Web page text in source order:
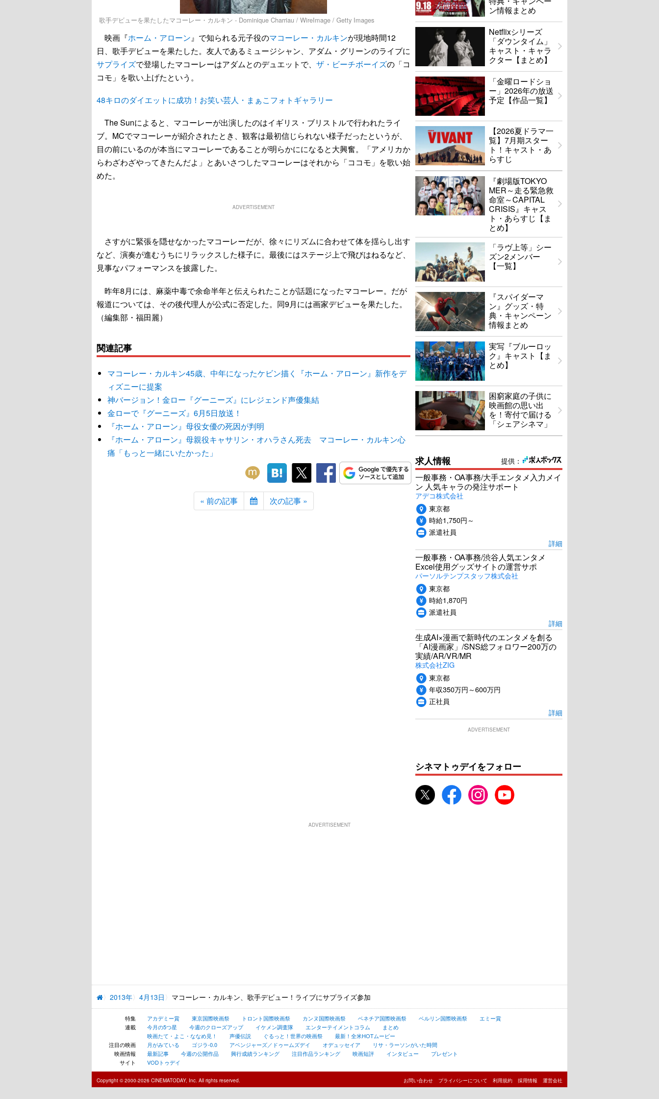
歌手デビューを果たしたマコーレー・カルキン - Dominique Charriau / WireImage / Getty Images
映画『ホーム・アローン』で知られる元子役のマコーレー・カルキンが現地時間12
日、歌手デビューを果たした。友人であるミュージシャン、アダム・グリーンのライブに
サプライズで登場したマコーレーはアダムとのデュエットで、 ザ・ビーチボーイズの「コ
コモ」を歌い上げたという。
48キロのダイエットに成功！お笑い芸人・まぁこフォトギャラリー
The Sunによると、マコーレーが出演したのはイギリス・ブリストルで行われたライ
ブ。MCでマコーレーが紹介されたとき、観客は最初信じられない様子だったというが、
目の前にいるのが本当にマコーレーであることが明らかにになると大興奮。「アメリカか
らわざわざやってきたんだよ」とあいさつしたマコーレーはそれから「ココモ」を歌い始
めた。
ADVERTISEMENT
さすがに緊張を隠せなかったマコーレーだが、徐々にリズムに合わせて体を揺らし出す
など、演奏が進むうちにリラックスした様子に。最後にはステージ上で飛びはねるなど、
見事なパフォーマンスを披露した。
昨年8月には、麻薬中毒で余命半年と伝えられたことが話題になったマコーレー。だが
報道については、その後代理人が公式に否定した。同9月には画家デビューを果たした。
（編集部・福田麗）
関連記事
マコーレー・カルキン45歳、中年になったケビン描く『ホーム・アローン』新作をデ
ィズニーに提案
神バージョン！金ロー『グーニーズ』にレジェンド声優集結
金ローで『グーニーズ』6月5日放送！
『ホーム・アローン』母役女優の死因が判明
『ホーム・アローン』母親役キャサリン・オハラさん死去 マコーレー・カルキン心
痛「もっと一緒にいたかった」
« 前の記事 次の記事 »
ン情報まとめ
Netflixシリーズ
「ダウンタイム」
キャスト・キャラ
クター【まとめ】
「金曜ロードショ
ー」2026年の放送
予定【作品一覧】
【2026夏ドラマ一
覧】7月期スター
ト！キャスト・あ
らすじ
『劇場版TOKYO
MER～走る緊急救
命室～CAPITAL
CRISIS』キャス
ト・あらすじ【ま
とめ】
「ラヴ上等」シー
ズン2メンバー
【一覧】
『スパイダーマ
ン』グッズ・特
典・キャンペーン
情報まとめ
実写『ブルーロッ
ク』キャスト【ま
とめ】
困窮家庭の子供に
映画館の思い出
を！寄付で届ける
「シェアシネマ」
提供：
求人情報
一般事務・OA事務/大手エンタメ入力メイ
ン 人気キャラの発注サポート
アデコ株式会社
東京都
時給1,750円～
派遣社員
詳細
一般事務・OA事務/渋谷人気エンタメ
Excel使用グッズサイトの運営サポ
パーソルテンプスタッフ株式会社
東京都
時給1,870円
派遣社員
詳細
生成AI×漫画で新時代のエンタメを創る
「AI漫画家」/SNS総フォロワー200万の
実績/AR/VR/MR
株式会社ZIG
東京都
年収350万円～600万円
正社員
詳細
ADVERTISEMENT
シネマトゥデイをフォロー
ADVERTISEMENT
2013年 4月13日 マコーレー・カルキン、歌手デビュー！ライブにサプライズ参加
特集 アカデミー賞 東京国際映画祭 トロント国際映画祭 カンヌ国際映画祭 ベネチア国際映画祭 ベルリン国際映画祭
エミー賞
連載
今月の5つ星 今週のクローズアップ イケメン調査隊 エンターテイメントコラム
まとめ
映画たて・よこ・ななめ見！
声優伝説 ぐるっと！世界の映画祭
最新！全米HOTムービー
注目の映画
月がみている ゴジラ-0.0 アベンジャーズ／ドゥームズデイ オデュッセイア
リサ・ラーソンがいた時間
映画情報
最新記事 今週の公開作品 興行成績ランキング 注目作品ランキング 映画短評 インタビュー
プレゼント
サイト
VODトゥデイ
Copyright © 2000-2026 CINEMATODAY, Inc. All rights reserved. お問い合わせ プライバシーについて 利用規約 採用情報 運営会社